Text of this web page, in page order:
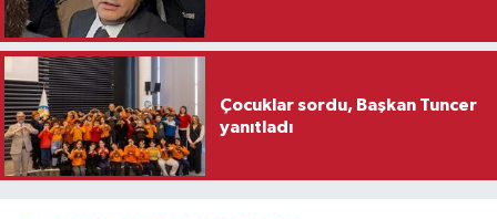
Çocuklar sordu, Başkan Tuncer
yanıtladı